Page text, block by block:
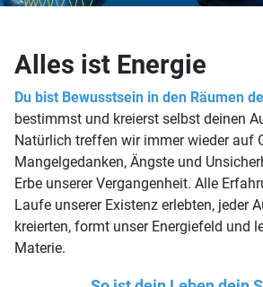
Alles ist Energie
Du bist Bewusstsein in den Räumen
bestimmst und kreierst selbst deinen
Natürlich treffen wir immer wieder auf
Mangelgedanken, Ängste und
Erbe unserer Vergangenheit. Alle
Laufe unserer Existenz erlebten, jeder
kreierten, formt unser Energiefeld und
Materie.